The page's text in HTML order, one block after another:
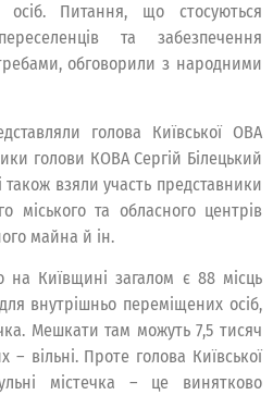
осіб. Питання, що стосуються
та забезпечення
обговорили з народними
голова Київської ОВА
голови КОВА Сергій Білецький
взяли участь представники
міського та обласного центрів
майна й ін.
Київщині загалом є 88 місць
внутрішньо переміщених осіб,
Мешкати там можуть 7,5 тисяч
– вільні. Проте голова Київської
містечка – це винятково